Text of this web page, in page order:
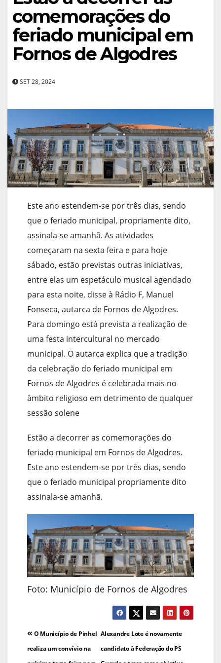
comemorações do
feriado municipal em
Fornos de Algodres
SET 28, 2024
Este ano estendem-se por três dias, sendo
que o feriado municipal, propriamente dito,
assinala-se amanhã. As atividades
começaram na sexta feira e para hoje
sábado, estão previstas outras iniciativas,
entre elas um espetáculo musical agendado
para esta noite, disse à Rádio F, Manuel
Fonseca, autarca de Fornos de Algodres.
Para domingo está prevista a realização de
uma festa intercultural no mercado
municipal. O autarca explica que a tradição
da celebração do feriado municipal em
Fornos de Algodres é celebrada mais no
âmbito religioso em detrimento de qualquer
sessão solene
Estão a decorrer as comemorações do
feriado municipal em Fornos de Algodres.
Este ano estendem-se por três dias, sendo
que o feriado municipal propriamente dito
assinala-se amanhã.
Foto: Município de Fornos de Algodres
Navegação
de
Alexandre Lote é novamente
candidato à Federação do PS
O Município de Pinhel
realiza um convívio na